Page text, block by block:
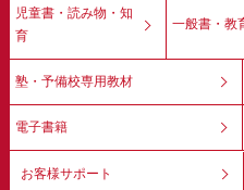
児童書・読み物・知
育
一般書・教
塾・予備校専用教材
電子書籍
お客様サポート